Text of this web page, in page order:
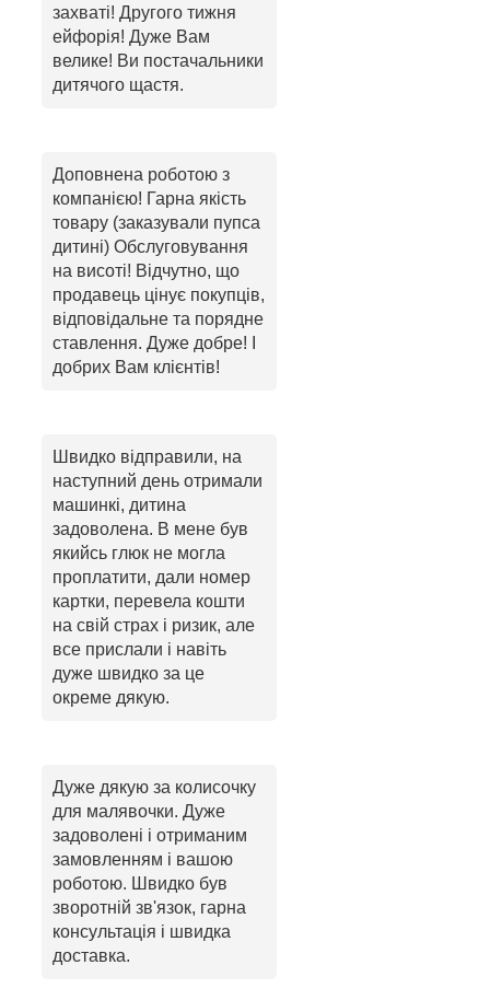
захваті! Другого тижня
ейфорія! Дуже Вам
велике! Ви постачальники
дитячого щастя.
Доповнена роботою з
компанією! Гарна якість
товару (заказували пупса
дитині) Обслуговування
на висоті! Відчутно, що
продавець цінує покупців,
відповідальне та порядне
ставлення. Дуже добре! І
добрих Вам клієнтів!
Швидко відправили, на
наступний день отримали
машинкі, дитина
задоволена. В мене був
якийсь глюк не могла
проплатити, дали номер
картки, перевела кошти
на свій страх і ризик, але
все прислали і навіть
дуже швидко за це
окреме дякую.
Дуже дякую за колисочку
для малявочки. Дуже
задоволені і отриманим
замовленням і вашою
роботою. Швидко був
зворотній зв'язок, гарна
консультація і швидка
доставка.